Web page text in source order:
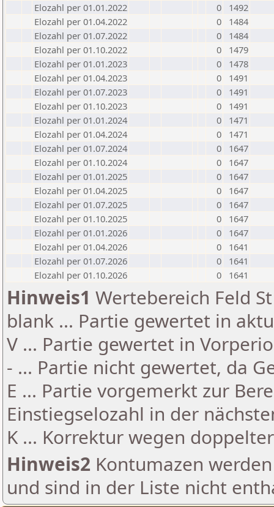
Elozahl per 01.01.2022
0
1492
Elozahl per 01.04.2022
0
1484
Elozahl per 01.07.2022
0
1484
Elozahl per 01.10.2022
0
1479
Elozahl per 01.01.2023
0
1478
Elozahl per 01.04.2023
0
1491
Elozahl per 01.07.2023
0
1491
Elozahl per 01.10.2023
0
1491
Elozahl per 01.01.2024
0
1471
Elozahl per 01.04.2024
0
1471
Elozahl per 01.07.2024
0
1647
Elozahl per 01.10.2024
0
1647
Elozahl per 01.01.2025
0
1647
Elozahl per 01.04.2025
0
1647
Elozahl per 01.07.2025
0
1647
Elozahl per 01.10.2025
0
1647
Elozahl per 01.01.2026
0
1647
Elozahl per 01.04.2026
0
1641
Elozahl per 01.07.2026
0
1641
Elozahl per 01.10.2026
0 1641
Hinweis1 Wertebereich Feld
blank ... Partie gewertet in
V ... Partie gewertet in
- ... Partie nicht gewertet, da
E ... Partie vorgemerkt zur
Einstiegselozahl in der
K ... Korrektur wegen
Hinweis2 Kontumazen
und sind in der Liste nicht